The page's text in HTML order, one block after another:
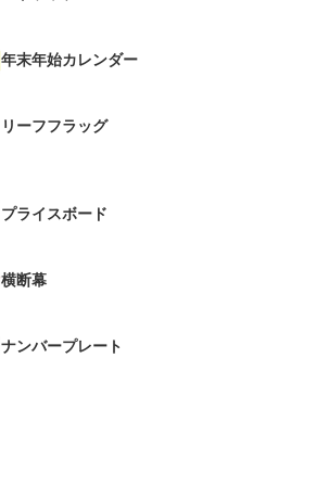
年末年始カレンダー
リーフフラッグ
プライスボード
横断幕
ナンバープレート